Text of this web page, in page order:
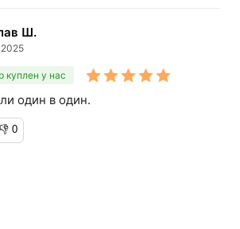
Ш.
куплен у нас
один в один.
0